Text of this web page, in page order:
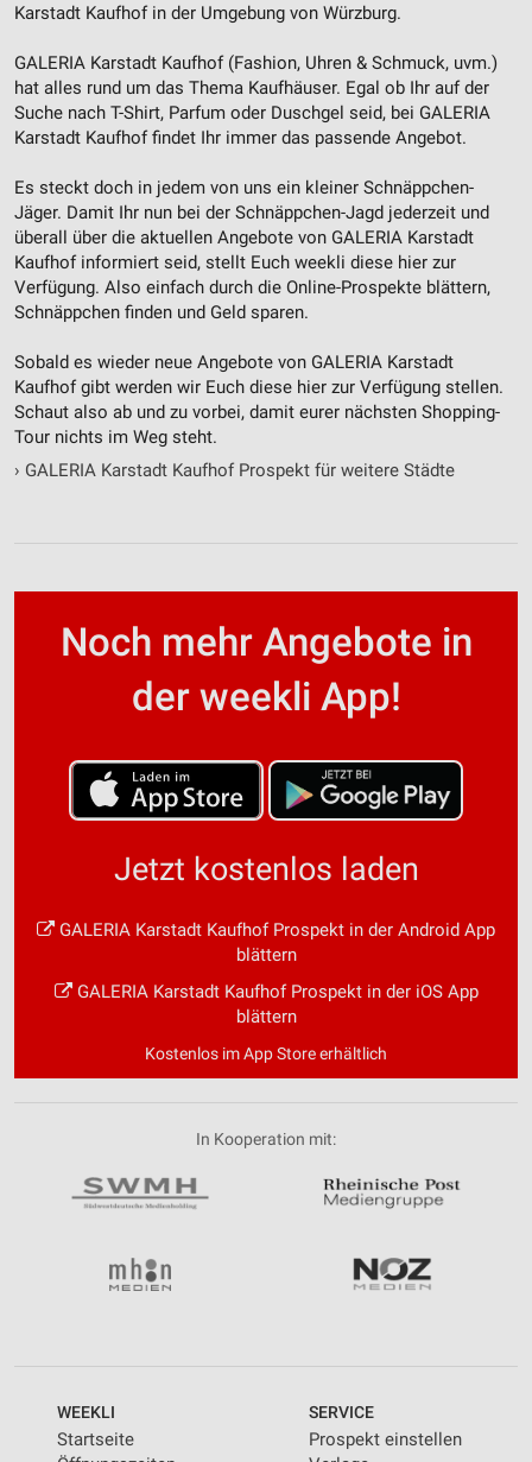
Karstadt Kaufhof in der Umgebung von Würzburg.
GALERIA Karstadt Kaufhof (Fashion, Uhren & Schmuck, uvm.)
hat alles rund um das Thema Kaufhäuser. Egal ob Ihr auf der
Suche nach T-Shirt, Parfum oder Duschgel seid, bei GALERIA
Karstadt Kaufhof findet Ihr immer das passende Angebot.
Es steckt doch in jedem von uns ein kleiner Schnäppchen-
Jäger. Damit Ihr nun bei der Schnäppchen-Jagd jederzeit und
überall über die aktuellen Angebote von GALERIA Karstadt
Kaufhof informiert seid, stellt Euch weekli diese hier zur
Verfügung. Also einfach durch die Online-Prospekte blättern,
Schnäppchen finden und Geld sparen.
Sobald es wieder neue Angebote von GALERIA Karstadt
Kaufhof gibt werden wir Euch diese hier zur Verfügung stellen.
Schaut also ab und zu vorbei, damit eurer nächsten Shopping-
Tour nichts im Weg steht.
› GALERIA Karstadt Kaufhof Prospekt für weitere Städte
Noch mehr Angebote in
der weekli App!
Jetzt kostenlos laden
GALERIA Karstadt Kaufhof Prospekt in der Android App
blättern
GALERIA Karstadt Kaufhof Prospekt in der iOS App
blättern
Kostenlos im App Store erhältlich
In Kooperation mit:
WEEKLI
Startseite
SERVICE
Prospekt einstellen